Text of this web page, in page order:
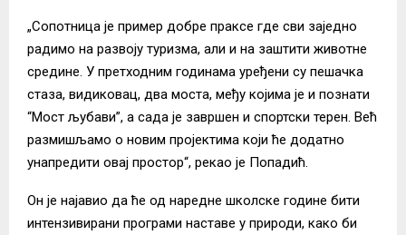
„Сопотница је пример добре праксе где сви заједно
радимо на развоју туризма, али и на заштити животне
средине. У претходним годинама уређени су пешачка
стаза, видиковац, два моста, међу којима је и познати
“Мост љубави”, а сада је завршен и спортски терен. Већ
размишљамо о новим пројектима који ће додатно
унапредити овај простор“, рекао је Попадић.
Он је најавио да ће од наредне школске године бити
интензивирани програми наставе у природи, како би